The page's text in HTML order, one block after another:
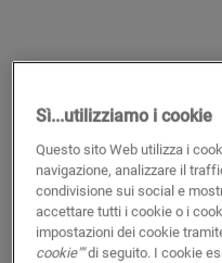
Battiscopa
verniciabile -
Sì...utilizziamo i cookie
Questo sito Web utilizza i
navigazione, analizzare il
condivisione sui social e
accettare tutti i cookie o i
impostazioni dei cookie
cookie""di seguito. I cookie